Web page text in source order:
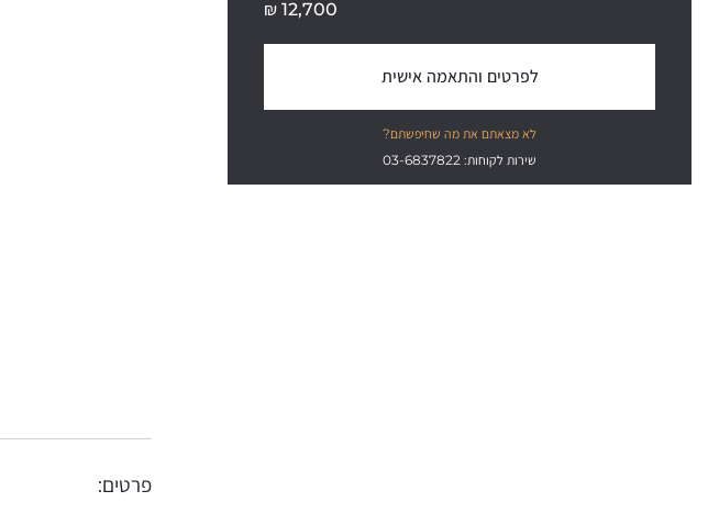
פרטים:
12,700
₪
לפרטים והתאמה אישית
לא מצאתם את מה שחיפשתם?
שירות לקוחות: 03-6837822